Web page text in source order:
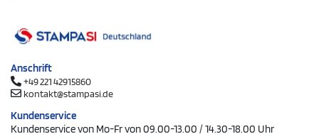
Anschrift
+49 221 42915860
kontakt@stampasi.de
Kundenservice
Kundenservice von Mo-Fr von 09.00-13.00 / 14.30-18.00 Uhr